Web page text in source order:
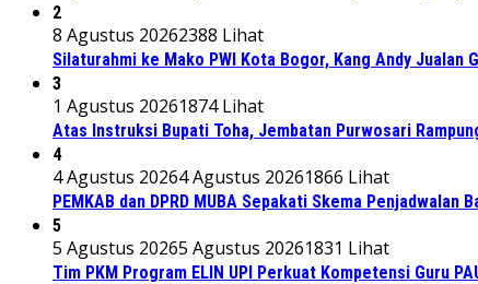
2
8 Agustus 20262388 Lihat
Silaturahmi ke Mako PWI Kota Bogor, Kang Andy Jualan
3
1 Agustus 20261874 Lihat
Atas Instruksi Bupati Toha, Jembatan Purwosari
4
4 Agustus 20264 Agustus 20261866 Lihat
PEMKAB dan DPRD MUBA Sepakati Skema Penjadwalan
5
5 Agustus 20265 Agustus 20261831 Lihat
Tim PKM Program ELIN UPI Perkuat Kompetensi Guru